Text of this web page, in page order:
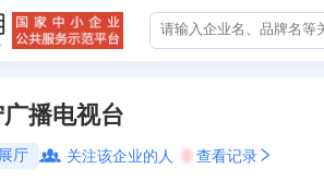
播电视台
厅 关注该企业的人 0 查看记录